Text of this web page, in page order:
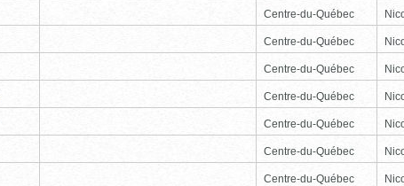
Centre-du-Québec
Centre-du-Québec
Centre-du-Québec
Centre-du-Québec
Centre-du-Québec
Centre-du-Québec
Centre-du-Québec